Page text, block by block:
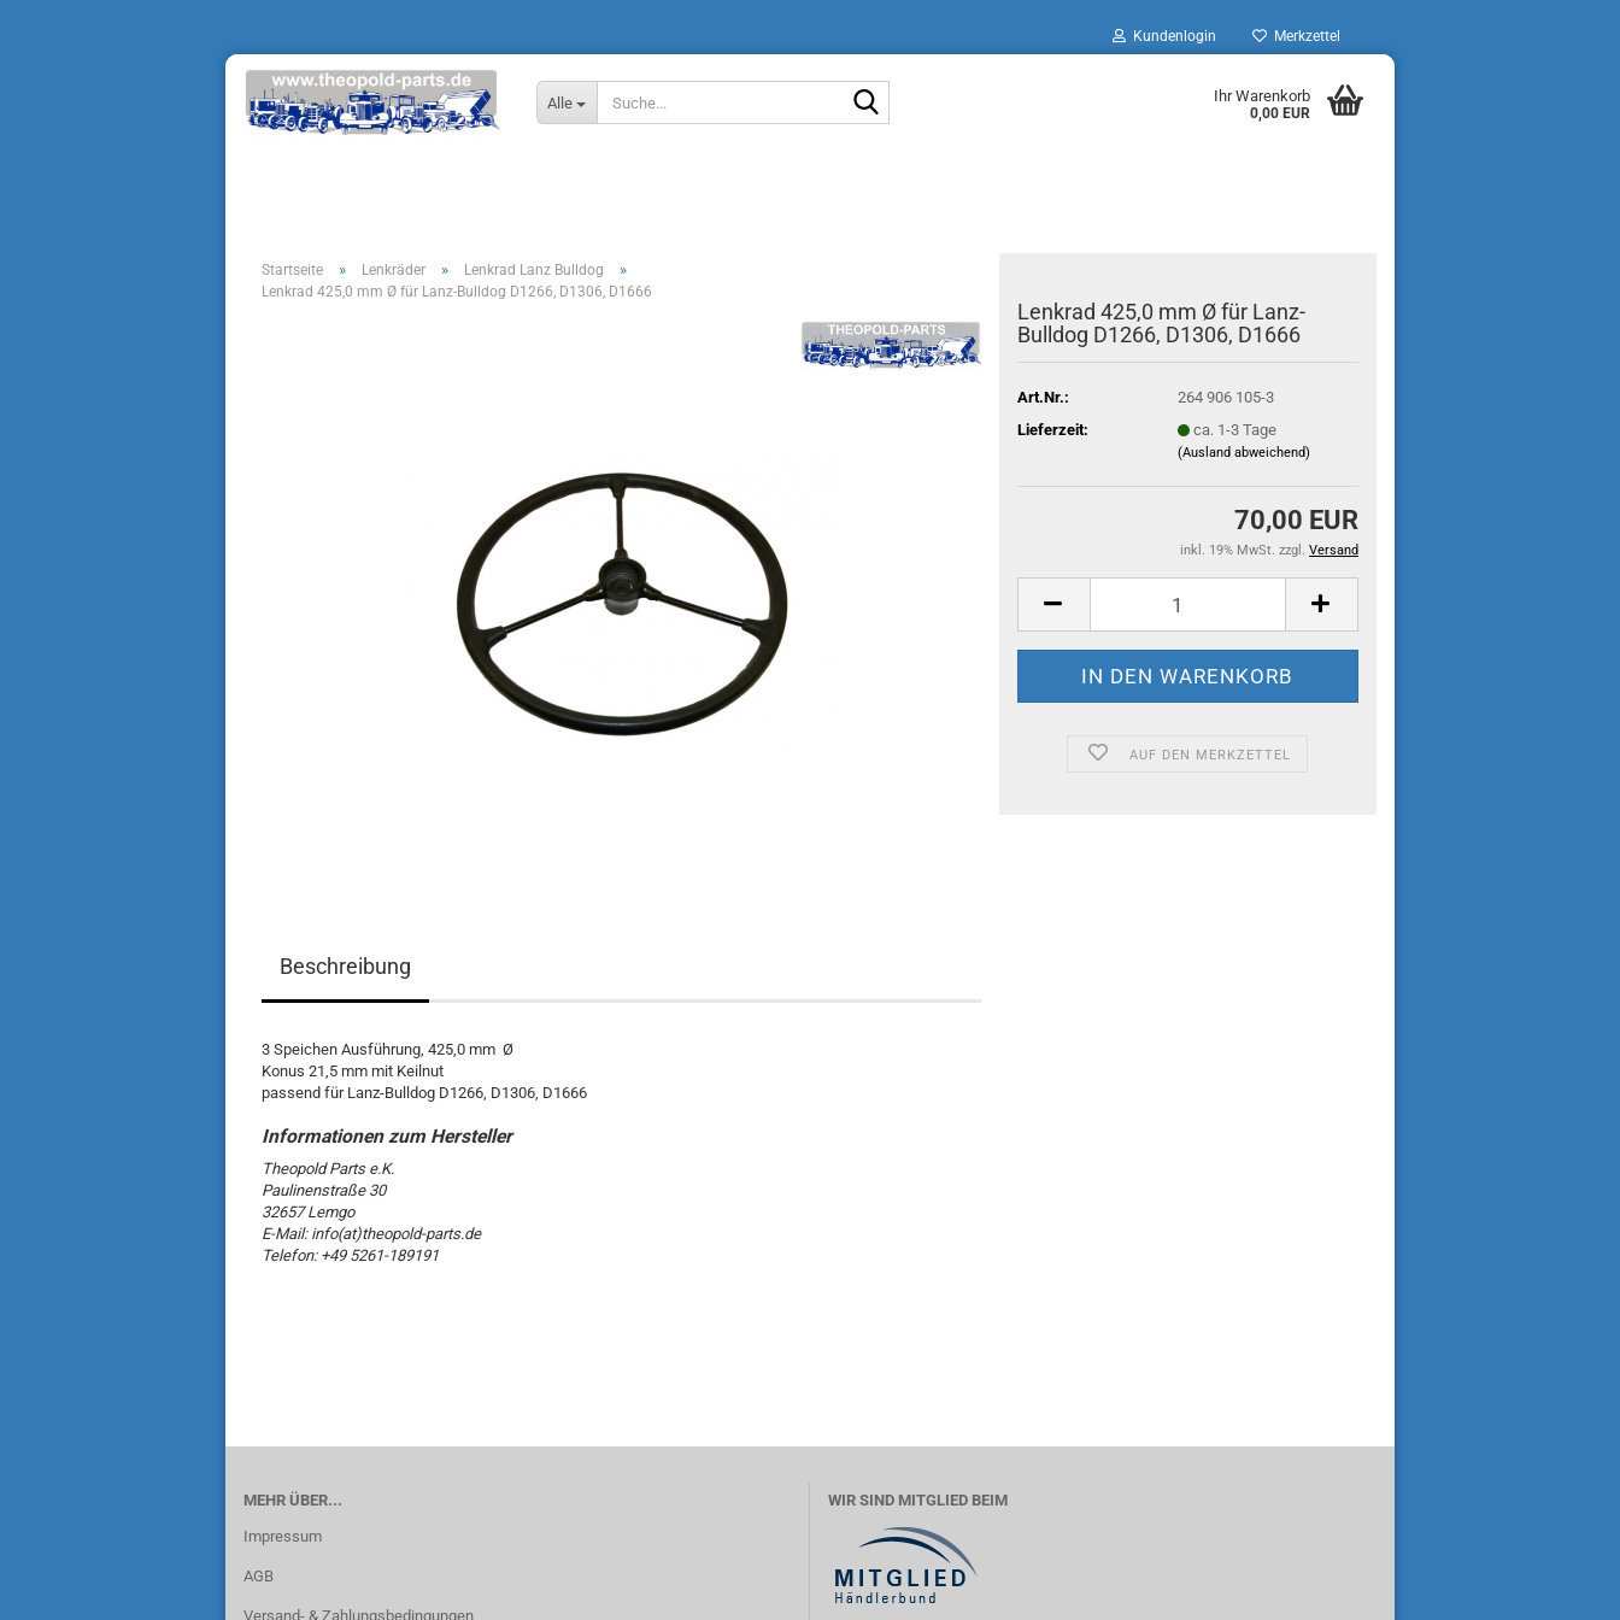
Kundenlogin Merkzettel
Alle Ihr Warenkorb
0,00 EUR
Startseite » Lenkräder » Lenkrad Lanz Bulldog »
Lenkrad 425,0 mm Ø für Lanz-Bulldog D1266, D1306, D1666
Lenkrad 425,0 mm Ø für Lanz-
Bulldog D1266, D1306, D1666
Art.Nr.:
264 906 105-3
Lieferzeit:
ca. 1-3 Tage
(Ausland abweichend)
70,00 EUR
inkl. 19% MwSt. zzgl. Versand
AUF DEN MERKZETTEL
Beschreibung
3 Speichen Ausführung, 425,0 mm Ø
Konus 21,5 mm mit Keilnut
passend für Lanz-Bulldog D1266, D1306, D1666
Theopold Parts e.K.
Paulinenstraße 30
32657 Lemgo
E-Mail: info(at)theopold-parts.de
Telefon: +49 5261-189191
MEHR ÜBER...
Impressum
AGB
Versand- & Zahlungsbedingungen
WIR SIND MITGLIED BEIM